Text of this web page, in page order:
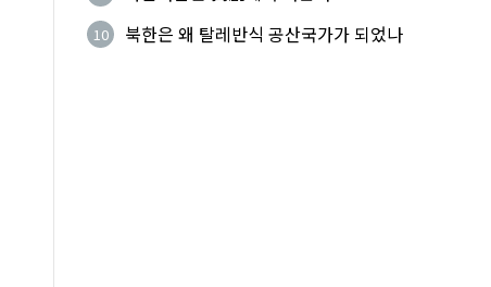
10 북한은 왜 탈레반식 공산국가가 되었나